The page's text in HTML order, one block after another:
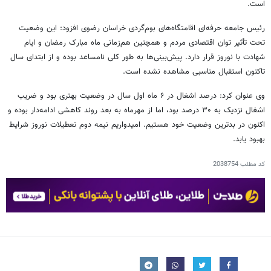
است.
رئیس جامعه حرفه‌ای اقامتگاه‌های بوم‌گردی خراسان رضوی افزود: این وضعیت
تحت تأثیر توان اقتصادی مردم و همچنین هم‌زمانی ماه مبارک رمضان و ایام
شهادت با نوروز قرار دارد. پیش‌بینی‌ها به طور کلی نامساعد بوده و از ابتدای سال
تاکنون استقبال مناسبی مشاهده نشده است.
وی عنوان کرد: درصد اشغال در ۶ ماه اول سال در وضعیت بهتری بود و ضریب
اشغال نزدیک به ۳۰ درصد بود، اما از مهرماه به بعد روند کاهشی ادامه‌دار بوده و
اکنون در بدترین وضعیت خود هستیم. امیدواریم نیمه دوم تعطیلات نوروز شرایط
بهبود یابد.
کد مطلب2038754